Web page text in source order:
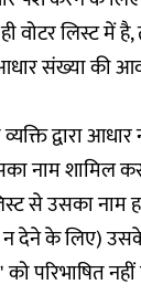
लिस्ट में है,
संख्या की
द्वारा
नाम शामिल
से उसका नाम
देने के लिए) उसके
परिभाषित